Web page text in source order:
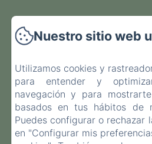
Inicio
Contacto
EN FR
Nuestro sitio web
Utilizamos cookies y
para entender y
navegación y para
basados en tus hábitos de
Puedes configurar o rechazar
en "Configurar mis